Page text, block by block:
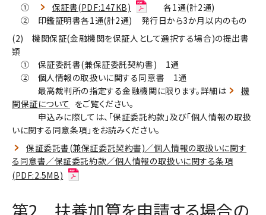
①
保証書(PDF:147KB)
各1通(計2通)
② 印鑑証明書各1通(計2通) 発行日から3か月以内のもの
(2) 機関保証(金融機関を保証人として選択する場合)の提出書
類
① 保証委託書(兼保証委託契約書) 1通
② 個人情報の取扱いに関する同意書 1通
最高裁判所の指定する金融機関に限ります。詳細は
機
関保証について をご覧ください。
申込みに際しては、｢保証委託約款｣及び｢個人情報の取扱
いに関する同意条項｣をお読みください。
保証委託書(兼保証委託契約書)／個人情報の取扱いに関す
る同意書／保証委託約款／個人情報の取扱いに関する条項
(PDF:2.5MB)
第2 扶養加算を申請する場合の